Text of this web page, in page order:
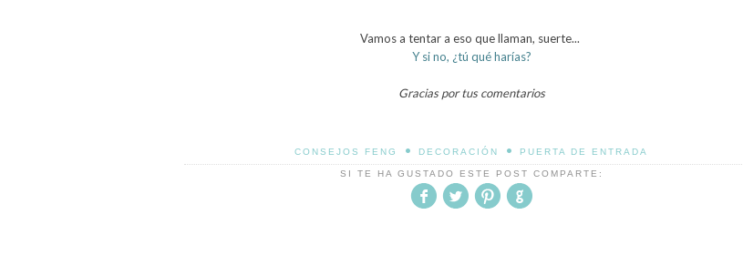
Vamos a tentar a eso que llaman, suerte...
Y si no, ¿tú qué harías?
Gracias por tus comentarios
CONSEJOS FENG • DECORACIÓN • PUERTA DE ENTRADA
SI TE HA GUSTADO ESTE POST COMPARTE: